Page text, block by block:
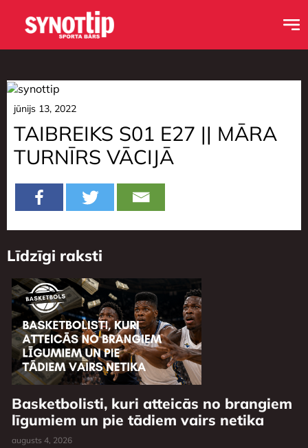
jūnijs 13, 2022
TAIBREIKS S01 E27 || MĀRA
TURNĪRS VĀCIJĀ
Līdzīgi raksti
Basketbolisti, kuri atteicās no brangiem
līgumiem un pie tādiem vairs netika
augusts 4, 2026